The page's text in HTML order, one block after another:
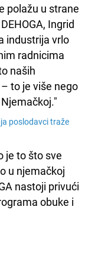
polažu u strane
Ingrid
industrija vrlo
radnicima
naših
to je više nego
poslodavci traže
je to što sve
u njemačkoj
nastoji privući
obuke i